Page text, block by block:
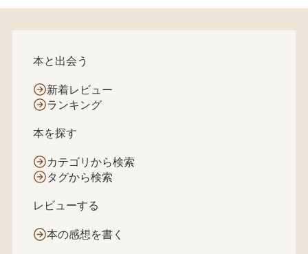
本と出会う
新着レビュー
ランキング
本を探す
カテゴリから検索
タグから検索
レビューする
本の感想を書く